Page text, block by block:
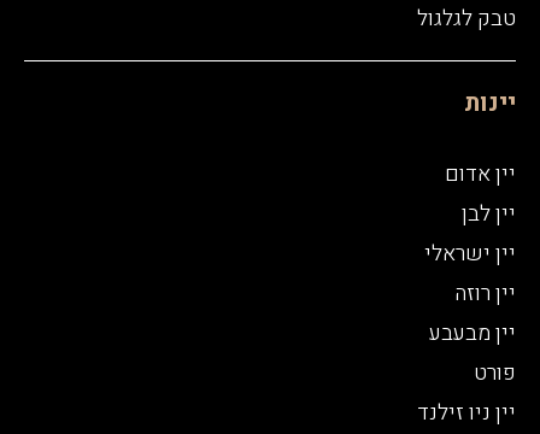
טבק לגלגול
יינות
יין אדום
יין לבן
יין ישראלי
יין רוזה
יין מבעבע
פורט
יין ניו זילנד